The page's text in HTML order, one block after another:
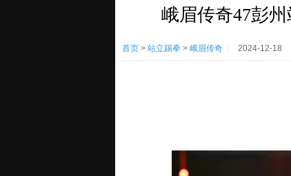
峨眉传奇47彭
首页 > 站立踢拳 > 峨眉传奇 2024-12-18